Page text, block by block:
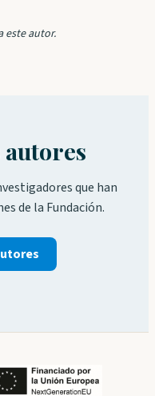
este autor.
que han
de la Fundación.